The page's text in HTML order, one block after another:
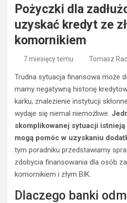
Pożyczki dla
uzyskać kredyt ze
komornikiem
7 miesięcy temu Tomasz
Trudna sytuacja finansowa może
mamy negatywną historię
karku, znalezienie instytucji
wydaje się niemal niemożliwe.
skomplikowanej sytuacji
mogą pomóc w uzyskaniu
tym poradniku przedstawiamy
zdobycia finansowania dla osób
komornikiem i złym BIK.
Dlaczego banki